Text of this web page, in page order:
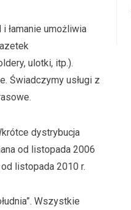
łamanie umożliwia
ulotki, itp.).
Świadczymy usługi z
dystrybucja
od listopada 2006
listopada 2010 r.
Wszystkie